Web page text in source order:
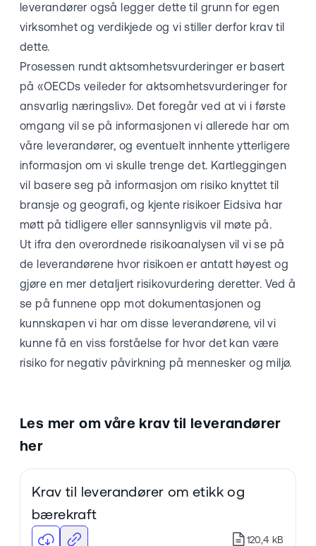
leverandører også legger dette til grunn for egen
virksomhet og verdikjede og vi stiller derfor krav til
dette.
Prosessen rundt aktsomhetsvurderinger er basert
på «OECDs veileder for aktsomhetsvurderinger for
ansvarlig næringsliv». Det foregår ved at vi i første
omgang vil se på informasjonen vi allerede har om
våre leverandører, og eventuelt innhente ytterligere
informasjon om vi skulle trenge det. Kartleggingen
vil basere seg på informasjon om risiko knyttet til
bransje og geografi, og kjente risikoer Eidsiva har
møtt på tidligere eller sannsynligvis vil møte på.
Ut ifra den overordnede risikoanalysen vil vi se på
de leverandørene hvor risikoen er antatt høyest og
gjøre en mer detaljert risikovurdering deretter. Ved å
se på funnene opp mot dokumentasjonen og
kunnskapen vi har om disse leverandørene, vil vi
kunne få en viss forståelse for hvor det kan være
risiko for negativ påvirkning på mennesker og miljø.
Les mer om våre krav til leverandører
her
Krav til leverandører om etikk og
bærekraft
120,4 kB